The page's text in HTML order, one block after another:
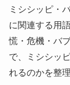
ミシシッピ・
に関連する用
慌・危機・バ
で、ミシシッ
れるのかを整